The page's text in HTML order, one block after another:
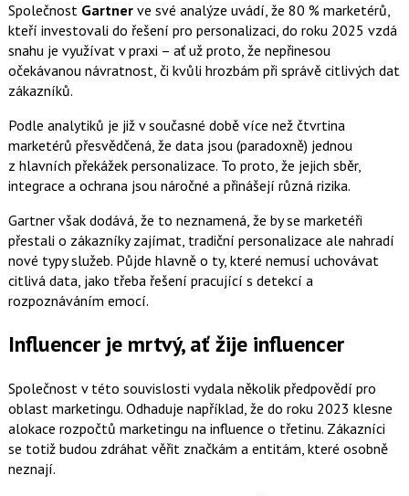
Společnost Gartnerve své analýze uvádí, že 80 % marketérů,
kteří investovali do řešení pro personalizaci, do roku 2025 vzdá
snahu je využívat v praxi – ať už proto, že nepřinesou
očekávanou návratnost, či kvůli hrozbám při správě citlivých dat
zákazníků.
Podle analytiků je již v současné době více než čtvrtina
marketérů přesvědčená, že data jsou (paradoxně) jednou
z hlavních překážek personalizace. To proto, že jejich sběr,
integrace a ochrana jsou náročné a přinášejí různá rizika.
Gartner však dodává, že to neznamená, že by se marketéři
přestali o zákazníky zajímat, tradiční personalizace ale nahradí
nové typy služeb. Půjde hlavně o ty, které nemusí uchovávat
citlivá data, jako třeba řešení pracující s detekcí a
rozpoznáváním emocí.
Influencer je mrtvý, ať žije influencer
Společnost v této souvislosti vydala několik předpovědí pro
oblast marketingu. Odhaduje například, že do roku 2023 klesne
alokace rozpočtů marketingu na influence o třetinu. Zákazníci
se totiž budou zdráhat věřit značkám a entitám, které osobně
neznají.